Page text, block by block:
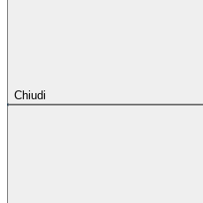
Chiudi